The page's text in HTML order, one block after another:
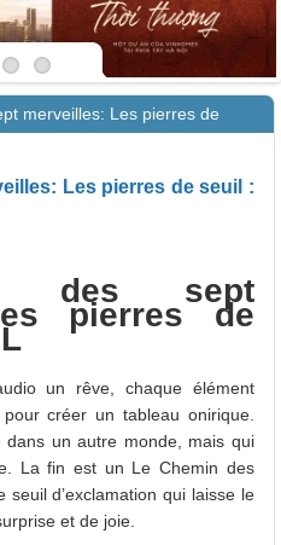
merveilles: Les pierres de
Les pierres de seuil :
des sept
pierres de
un rêve, chaque élément
créer un tableau onirique.
un autre monde, mais qui
La fin est un Le Chemin des
d’exclamation qui laisse le
et de joie.